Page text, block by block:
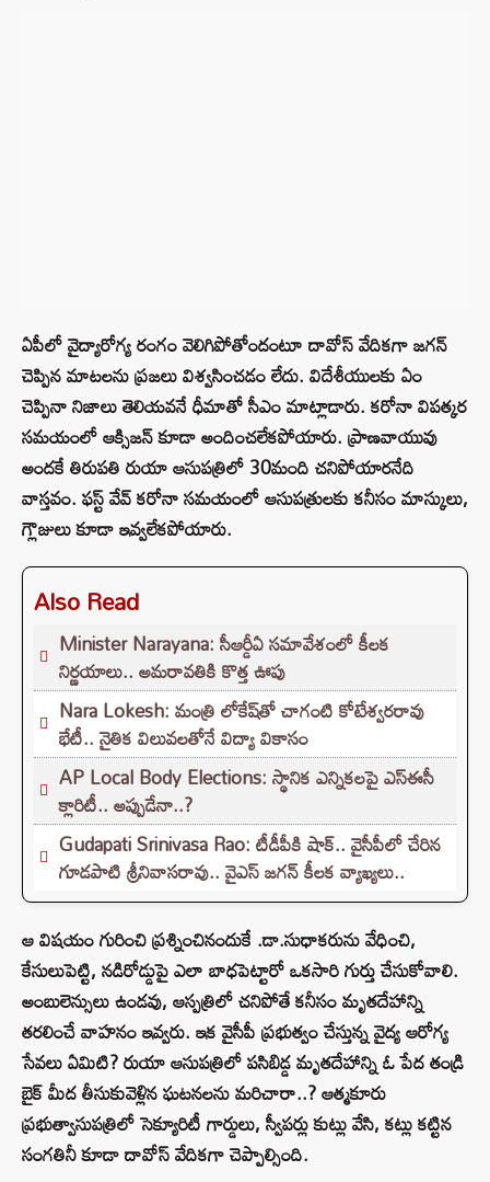
ఏపీలో వైద్యారోగ్య రంగం వెలిగిపోతోందంటూ దావోస్ వేదికగా జగన్
చెప్పిన మాటలను ప్రజలు విశ్వసించడం లేదు. విదేశీయులకు ఏం
చెప్పినా నిజాలు తెలియవనే ధీమాతో సీఎం మాట్లాడారు. కరోనా విపత్కర
సమయంలో ఆక్సిజన్ కూడా అందించలేకపోయారు. ప్రాణవాయువు
అందకే తిరుపతి రుయా ఆసుపత్రిలో 30మంది చనిపోయారనేది
వాస్తవం. ఫస్ట్ వేవ్ కరోనా సమయంలో ఆసుపత్రులకు కనీసం మాస్కులు,
గ్లౌజులు కూడా ఇవ్వలేకపోయారు.
Also Read
Minister Narayana: సీఆర్డీఏ సమావేశంలో కీలక
నిర్ణయాలు.. అమరావతికి కొత్త ఊపు
Nara Lokesh: మంత్రి లోకేష్‌తో చాగంటి కోటేశ్వరరావు
భేటీ.. నైతిక విలువలతోనే విద్యా వికాసం
AP Local Body Elections: స్థానిక ఎన్నికలపై ఎస్ఈసీ
క్లారిటీ.. అప్పుడేనా..?
Gudapati Srinivasa Rao: టీడీపీకి షాక్‌.. వైసీపీలో చేరిన
గూడపాటి శ్రీనివాసరావు.. వైఎస్‌ జగన్‌ కీలక వ్యాఖ్యలు..
ఆ విషయం గురించి ప్రశ్నించినందుకే .డా.సుధాకరును వేధించి,
కేసులుపెట్టి, నడిరోడ్డుపై ఎలా బాధపెట్టారో ఒకసారి గుర్తు చేసుకోవాలి.
అంబులెన్సులు ఉండవు, ఆస్పత్రిలో చనిపోతే కనీసం మృతదేహాన్ని
తరలించే వాహనం ఇవ్వరు. ఇక వైసీపీ ప్రభుత్వం చేస్తున్న వైద్య ఆరోగ్య
సేవలు ఏమిటి? రుయా ఆసుపత్రిలో పసిబిడ్డ మృతదేహాన్ని ఓ పేద తండ్రి
బైక్ మీద తీసుకువెళ్లిన ఘటనలను మరిచారా..? ఆత్మకూరు
ప్రభుత్వాసుపత్రిలో సెక్యూరిటీ గార్డులు, స్వీపర్లు కుట్లు వేసి, కట్లు కట్టిన
సంగతినీ కూడా దావోస్ వేదికగా చెప్పాల్సింది.